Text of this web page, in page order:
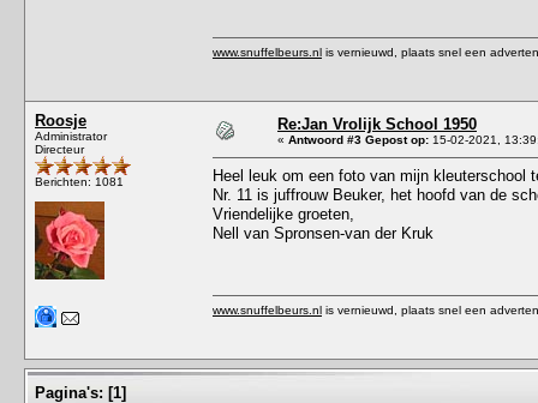
www.snuffelbeurs.nl is vernieuwd, plaats snel een
Roosje
Administrator
Directeur
Berichten: 1081
Re:Jan Vrolijk School 1950
« Antwoord #3 Gepost op: 15-02-2021,
Heel leuk om een foto van mijn kleuterschool
Nr. 11 is juffrouw Beuker, het hoofd van de
Vriendelijke groeten,
Nell van Spronsen-van der Kruk
www.snuffelbeurs.nl is vernieuwd, plaats snel een
Pagina's: [1]